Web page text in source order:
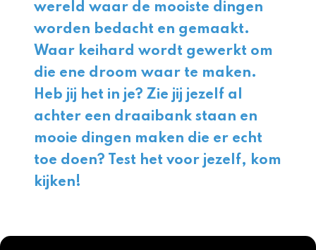
wereld waar de mooiste dingen
worden bedacht en gemaakt.
Waar keihard wordt gewerkt om
die ene droom waar te maken.
Heb jij het in je? Zie jij jezelf al
achter een draaibank staan en
mooie dingen maken die er echt
toe doen? Test het voor jezelf, kom
kijken!